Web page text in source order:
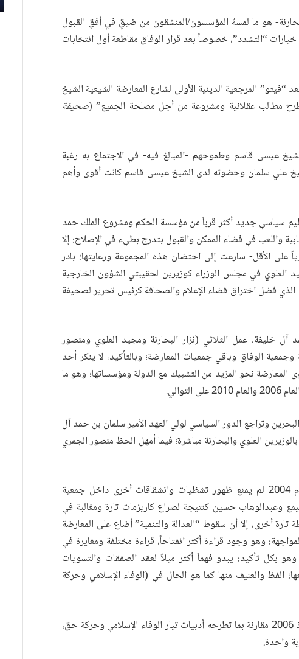
هو ما لمسهُ المؤسسون/المنشقون من ضيقٍ في أفقِ القبول
خيارات “التشدد”، خصوصاً بعد قرار الوفاق مقاطعة أول انتخابات
“فيتو” المرجعية الدينية الأولى لشارع المعارضة الشيعية الشيخ
مطالب عقلانية ومشروعة من أجل مصلحة الجميع” (صحيفة
عيسى قاسم وطموحهم -المبالغ فيه- في الاجتماع به رغبة
علي سلمان وحضوته لدى الشيخ عيسى قاسم كانت أقوى وأهم
سياسي جديد أكثر قرباً من مؤسسة الحكم ومشروع الملك حمد
واللعب في فضاء الممكن والقبول بتدرج بطيء في الإصلاح؛ إلا
على الأقل- سارعت إلى احتضان هذه المجموعة ورعايتها؛ بادر
العلوي في مجلس الوزراء كوزيرين لحقيبتي الشؤون الخارجية
فضل اختراق فضاء الإعلام والصحافة كرئيس تحرير لصحيفة
خليفة، عمل الثلاثي (نزار البحارنة ومجيد العلوي ومنصور
الوفاق وباقي جمعيات المعارضة؛ وبالتأكيد، لا ينكر أحد
نحو المزيد من التشبيك مع الدولة ومؤسساتها؛ وهو ما
إلى البحرين وتراجع الدور السياسي لولي العهد الأمير سلمان بن حمد آل
العلوي والبحارنة مباشرة؛ فيما أمهل الحظ منصور الجمري
ولئن كان إسقاط مشروع جمعية “العدالة والتنمية” العام 2004 لم يمنع ظهور تشظيات وانشقاقات أخرى داخل جمعية
وعبدالوهاب حسين كنتيجة لصراع كاريزمات تارة ومغالبة في
أخرى، إلا أن سقوط “العدالة والتنمية” أضاع على المعارضة
وهو وجود قراءة أكثر انفتاحاً، قراءة مختلفة ومغايرة في
وهو بكل تأكيد؛ يبدو فهماً أكثر ميلاً لعقد الصفقات والتسويات
الفظ والعنيف منها كما هو الحال في (الوفاء الإسلامي وحركة
فعلياً، اعتقد الوفاقيون أنهم نموذج الاعتدال والانفتاح منذ 2006 مقارنة بما تطرحه أدبيات تيار الوفاء الإسلامي وحركة حق،
واحدة.